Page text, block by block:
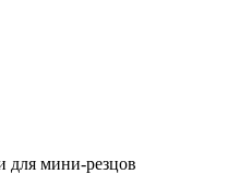
для мини-резцов